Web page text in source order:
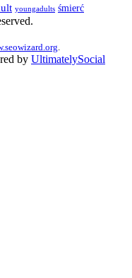
youngadults śmierć
by UltimatelySocial